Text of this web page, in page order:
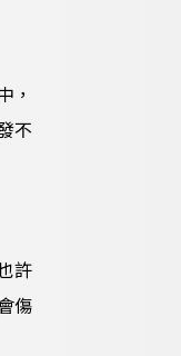
，
不
許
傷